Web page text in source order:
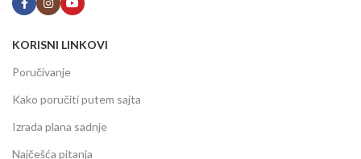
KORISNI LINKOVI
Poručivanje
Kako poručiti putem sajta
Izrada plana sadnje
Najčešća pitanja